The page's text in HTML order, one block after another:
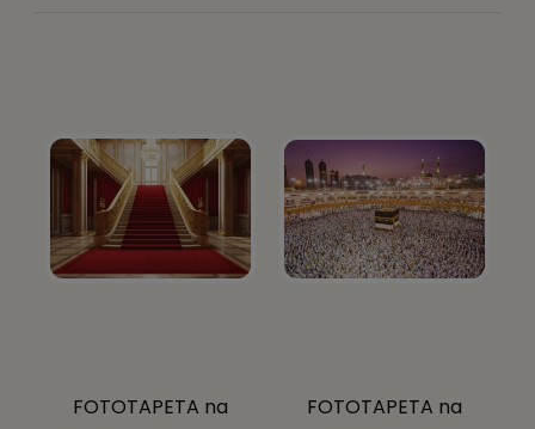
FOTOTAPETA na
FOTOTAPETA na